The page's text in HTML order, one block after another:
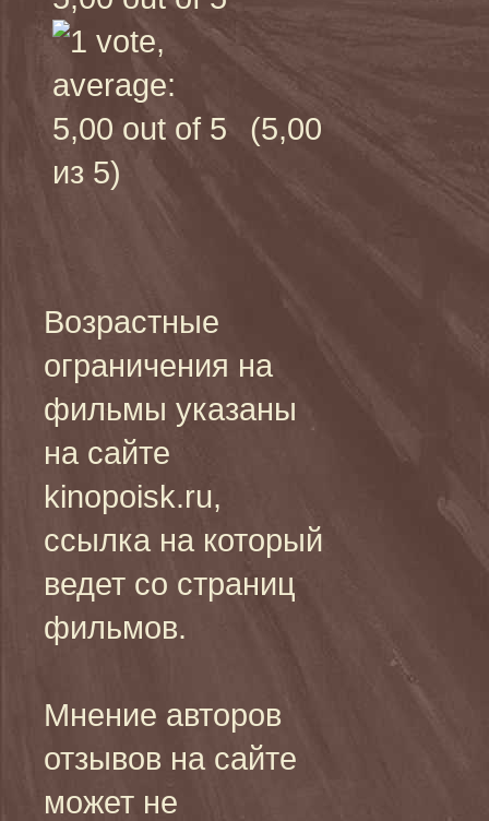
(5,00
из 5)
Возрастные
ограничения на
фильмы указаны
на сайте
kinopoisk.ru,
ссылка на который
ведет со страниц
фильмов.
Мнение авторов
отзывов на сайте
может не